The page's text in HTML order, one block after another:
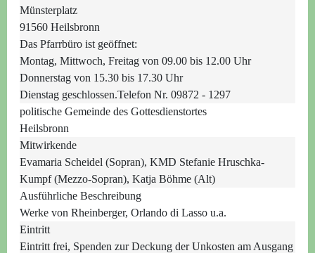
Münsterplatz
91560 Heilsbronn
Das Pfarrbüro ist geöffnet:
Montag, Mittwoch, Freitag von 09.00 bis 12.00 Uhr
Donnerstag von 15.30 bis 17.30 Uhr
Dienstag geschlossen.Telefon Nr. 09872 - 1297
politische Gemeinde des Gottesdienstortes
Heilsbronn
Mitwirkende
Evamaria Scheidel (Sopran), KMD Stefanie Hruschka-
Kumpf (Mezzo-Sopran), Katja Böhme (Alt)
Ausführliche Beschreibung
Werke von Rheinberger, Orlando di Lasso u.a.
Eintritt
Eintritt frei, Spenden zur Deckung der Unkosten am Ausgang